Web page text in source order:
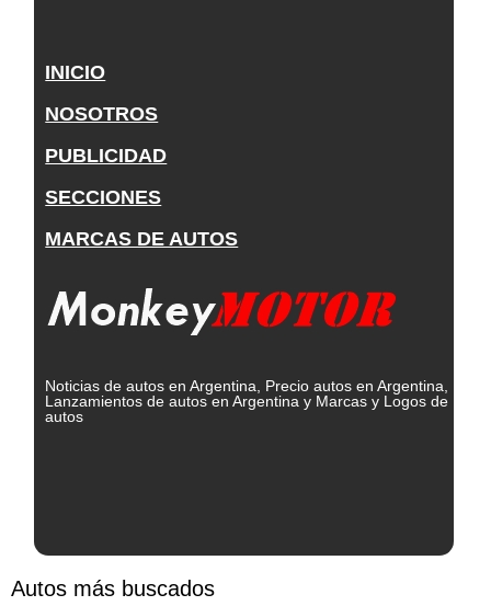
INICIO
NOSOTROS
PUBLICIDAD
SECCIONES
MARCAS DE AUTOS
Noticias de autos en Argentina, Precio autos en Argentina,
Lanzamientos de autos en Argentina y Marcas y Logos de
autos
Autos más buscados